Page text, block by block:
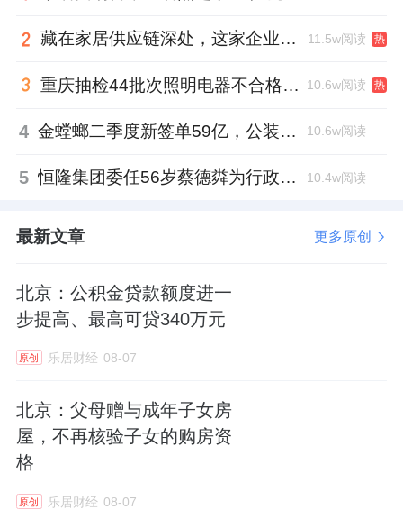
藏在家居供应链深处，这家企业正在悄悄转型 11.5w阅读 热
重庆抽检44批次照明电器不合格，木林森全资子公司被点名 10.6w阅读 热
4 金螳螂二季度新签单59亿，公装业务贡献逾八成 10.6w阅读
5 恒隆集团委任56岁蔡德粦为行政总裁、年薪2052万港元，曾任星巴克中国CEO 10.4w阅读
最新文章 更多原创
北京：公积金贷款额度进一
步提高、最高可贷340万元
原创 乐居财经 08-07
北京：父母赠与成年子女房
屋，不再核验子女的购房资
格
原创 乐居财经 08-07